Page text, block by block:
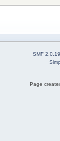
SMF 2.0.19
Page